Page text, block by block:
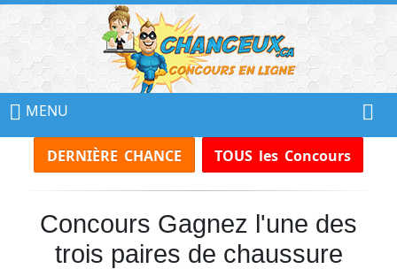
MENU
DERNIÈRE CHANCE TOUS les Concours
Concours Gagnez l'une des
trois paires de chaussure
📢
Ne
Manquez
Aucun
Concours!
Inscrivez-